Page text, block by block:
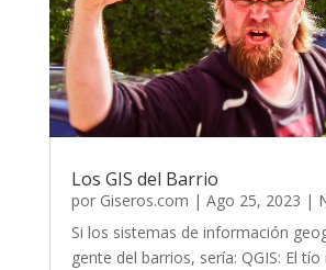
Los GIS del Barrio
por Giseros.com | Ago 25, 2023 |
Si los sistemas de información
gente del barrios, sería: QGIS: El tío